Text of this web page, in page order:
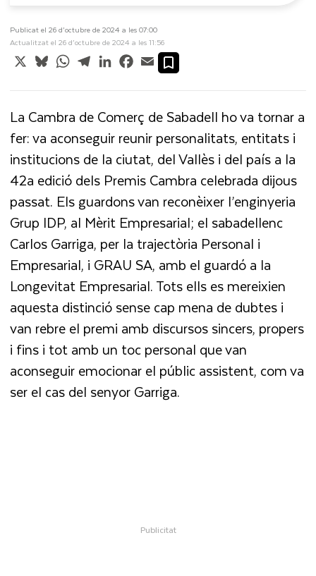
Publicat el 26 d’octubre de 2024 a les 07:00
Actualitzat el 26 d’octubre de 2024 a les 11:56
X BlueskyWhatsApp
TelegramLinkedInFacebook
Email
La Cambra de Comerç de Sabadell ho va tornar a
fer: va aconseguir reunir personalitats, entitats i
institucions de la ciutat, del Vallès i del país a la
42a edició dels Premis Cambra celebrada dijous
passat. Els guardons van reconèixer l’enginyeria
Grup IDP, al Mèrit Empresarial; el sabadellenc
Carlos Garriga, per la trajectòria Personal i
Empresarial, i GRAU SA, amb el guardó a la
Longevitat Empresarial. Tots ells es mereixien
aquesta distinció sense cap mena de dubtes i
van rebre el premi amb discursos sincers, propers
i fins i tot amb un toc personal que van
aconseguir emocionar el públic assistent, com va
ser el cas del senyor Garriga.